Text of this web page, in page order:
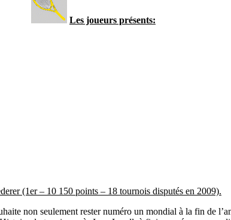
Les joueurs présents:
(1er – 10 150 points – 18 tournois disputés en 2009).
non seulement rester numéro un mondial à la fin de